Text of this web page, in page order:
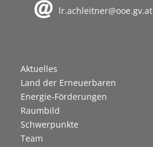
lr.achleitner@ooe.gv.at
Aktuelles
Land der Erneuerbaren
Energie-Förderungen
Raumbild
Schwerpunkte
Team